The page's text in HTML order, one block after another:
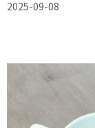
2025-09-08